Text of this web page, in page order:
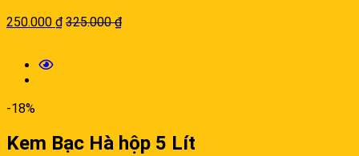
250.000 ₫ 325.000₫
-18%
Kem Bạc Hà hộp 5 Lít